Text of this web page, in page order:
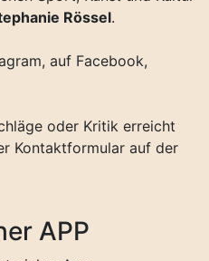
Rössel.
auf Facebook,
oder Kritik erreicht
Kontaktformular auf der
APP